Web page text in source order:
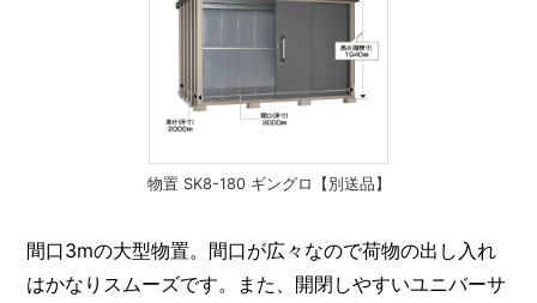
物置 SK8-180 ギングロ【別送品】
間口3mの大型物置。間口が広々なので荷物の出し入れ
はかなりスムーズです。また、開閉しやすいユニバーサ